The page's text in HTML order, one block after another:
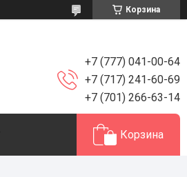
Корзина
+7 (777) 041-00-64
+7 (717) 241-60-69
+7 (701) 266-63-14
Корзина